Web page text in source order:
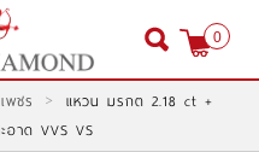
ชิก
0
พชร > แหวน มรกต 2.18 ct +
าด VVS VS